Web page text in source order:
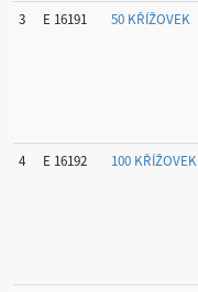
3 E 16191 50 KŘÍŽOVEK
4 E 16192 100 KŘÍŽOVEK